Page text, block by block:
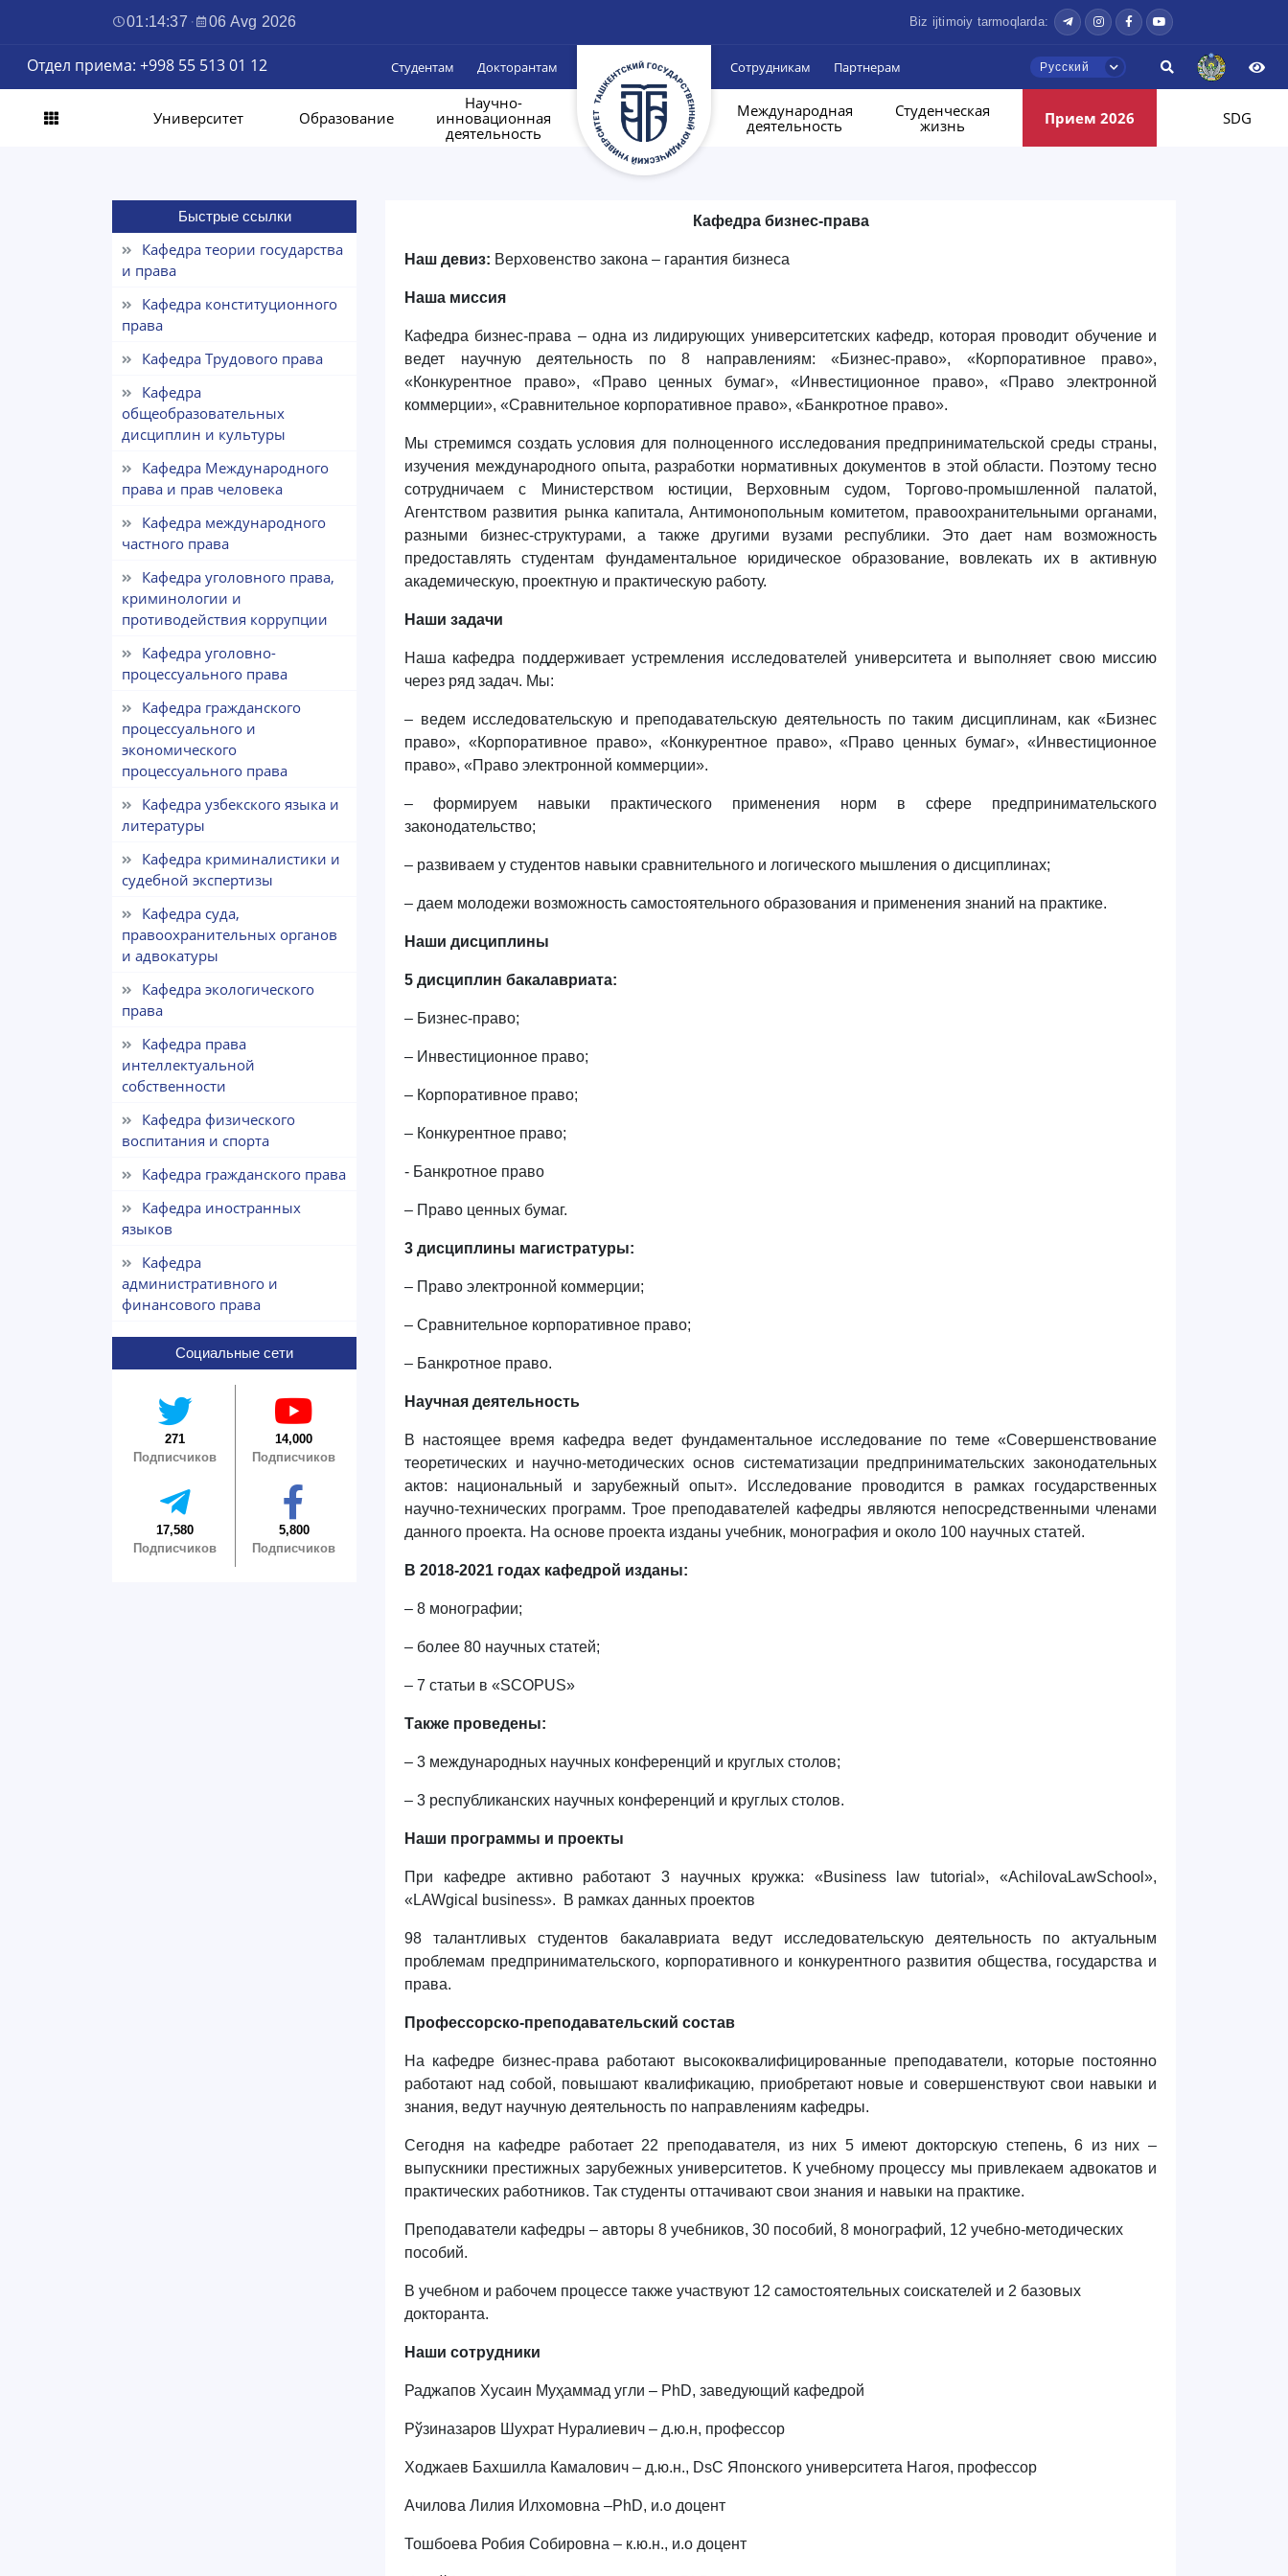
01:14:37 · 06 Avg 2026 Biz ijtimoiy tarmoqlarda:
Отдел приема: +998 55 513 01 12 Студентам Докторантам Сотрудникам Партнерам Русский
Университет Образование
Научно-
инновационная
деятельность
Международная
деятельность
Студенческая
жизнь
Прием 2026 SDG
Быстрые ссылки
Кафедра теории государства
и права
Кафедра конституционного
права
Кафедра Трудового права
Кафедра
общеобразовательных
дисциплин и культуры
Кафедра Международного
права и прав человека
Кафедра международного
частного права
Кафедра уголовного права,
криминологии и
противодействия коррупции
Кафедра уголовно-
процессуального права
Кафедра гражданского
процессуального и
экономического
процессуального права
Кафедра узбекского языка и
литературы
Кафедра криминалистики и
судебной экспертизы
Кафедра суда,
правоохранительных органов
и адвокатуры
Кафедра экологического
права
Кафедра права
интеллектуальной
собственности
Кафедра физического
воспитания и спорта
Кафедра гражданского права
Кафедра иностранных
языков
Кафедра
административного и
финансового права
Социальные сети
271
Подписчиков
14,000
Подписчиков
17,580
Подписчиков
5,800
Подписчиков
Кафедра бизнес-права
Наш девиз: Верховенство закона – гарантия бизнеса
Наша миссия
Кафедра бизнес-права – одна из лидирующих университетских кафедр, которая проводит обучение и
ведет научную деятельность по 8 направлениям: «Бизнес-право», «Корпоративное право»,
«Конкурентное право», «Право ценных бумаг», «Инвестиционное право», «Право электронной
коммерции», «Сравнительное корпоративное право», «Банкротное право».
Мы стремимся создать условия для полноценного исследования предпринимательской среды страны,
изучения международного опыта, разработки нормативных документов в этой области. Поэтому тесно
сотрудничаем с Министерством юстиции, Верховным судом, Торгово-промышленной палатой,
Агентством развития рынка капитала, Антимонопольным комитетом, правоохранительными органами,
разными бизнес-структурами, а также другими вузами республики. Это дает нам возможность
предоставлять студентам фундаментальное юридическое образование, вовлекать их в активную
академическую, проектную и практическую работу.
Наши задачи
Наша кафедра поддерживает устремления исследователей университета и выполняет свою миссию
через ряд задач. Мы:
– ведем исследовательскую и преподавательскую деятельность по таким дисциплинам, как «Бизнес
право», «Корпоративное право», «Конкурентное право», «Право ценных бумаг», «Инвестиционное
право», «Право электронной коммерции».
– формируем навыки практического применения норм в сфере предпринимательского
законодательство;
– развиваем у студентов навыки сравнительного и логического мышления о дисциплинах;
– даем молодежи возможность самостоятельного образования и применения знаний на практике.
Наши дисциплины
5 дисциплин бакалавриата:
– Бизнес-право;
– Инвестиционное право;
– Корпоративное право;
– Конкурентное право;
- Банкротное право
– Право ценных бумаг.
3 дисциплины магистратуры:
– Право электронной коммерции;
– Сравнительное корпоративное право;
– Банкротное право.
Научная деятельность
В настоящее время кафедра ведет фундаментальное исследование по теме «Совершенствование
теоретических и научно-методических основ систематизации предпринимательских законодательных
актов: национальный и зарубежный опыт». Исследование проводится в рамках государственных
научно-технических программ. Трое преподавателей кафедры являются непосредственными членами
данного проекта. На основе проекта изданы учебник, монография и около 100 научных статей.
В 2018-2021 годах кафедрой изданы:
– 8 монографии;
– более 80 научных статей;
– 7 статьи в «SCOPUS»
Также проведены:
– 3 международных научных конференций и круглых столов;
– 3 республиканских научных конференций и круглых столов.
Наши программы и проекты
При кафедре активно работают 3 научных кружка: «Business law tutorial», «AchilovaLawSchool»,
«LAWgical business». В рамках данных проектов
98 талантливых студентов бакалавриата ведут исследовательскую деятельность по актуальным
проблемам предпринимательского, корпоративного и конкурентного развития общества, государства и
права.
Профессорско-преподавательский состав
На кафедре бизнес-права работают высококвалифицированные преподаватели, которые постоянно
работают над собой, повышают квалификацию, приобретают новые и совершенствуют свои навыки и
знания, ведут научную деятельность по направлениям кафедры.
Сегодня на кафедре работает 22 преподавателя, из них 5 имеют докторскую степень, 6 из них –
выпускники престижных зарубежных университетов. К учебному процессу мы привлекаем адвокатов и
практических работников. Так студенты оттачивают свои знания и навыки на практике.
Преподаватели кафедры – авторы 8 учебников, 30 пособий, 8 монографий, 12 учебно-методических
пособий.
В учебном и рабочем процессе также участвуют 12 самостоятельных соискателей и 2 базовых
докторанта.
Наши сотрудники
Раджапов Хусаин Муҳаммад угли – PhD, заведующий кафедрой
Рўзиназаров Шухрат Нуралиевич – д.ю.н, профессор
Ходжаев Бахшилла Камалович – д.ю.н., DsC Японского университета Нагоя, профессор
Ачилова Лилия Илхомовна –PhD, и.о доцент
Тошбоева Робия Собировна – к.ю.н., и.о доцент